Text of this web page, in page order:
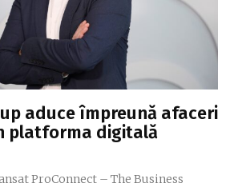
aduce împreună afaceri
platforma digitală
ProConnect – The Business